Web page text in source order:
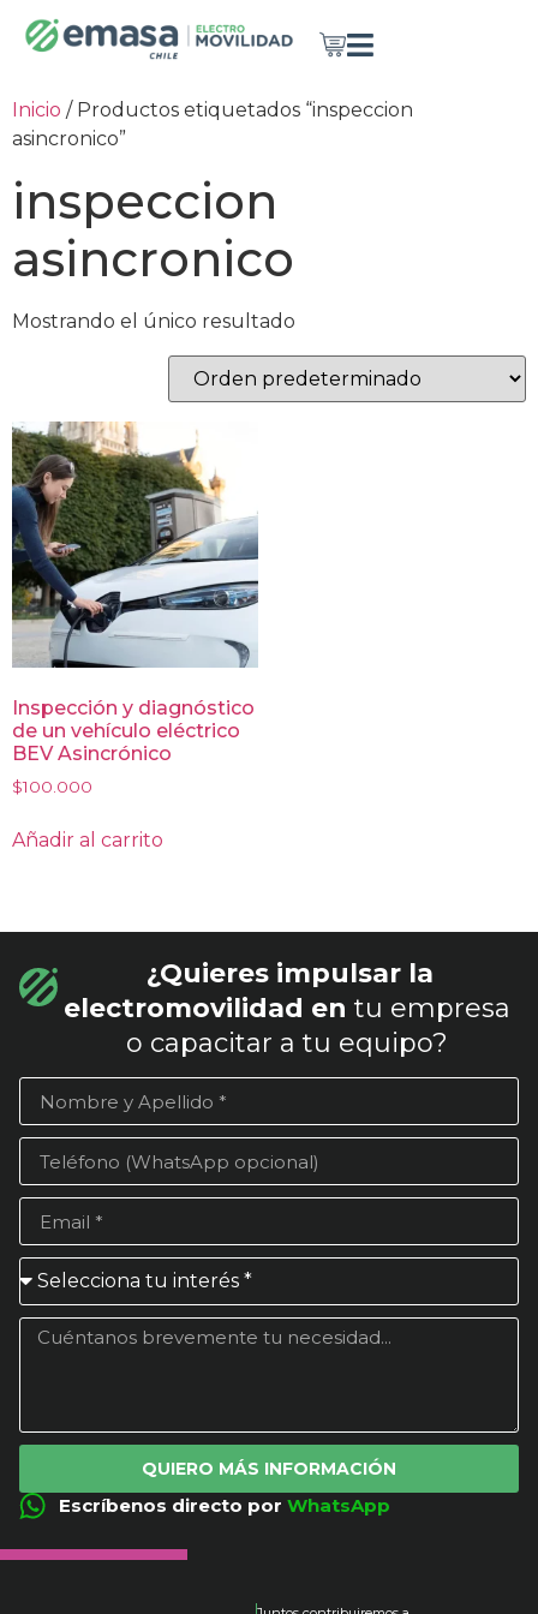
Inicio / Productos etiquetados “inspeccion
asincronico”
inspeccion
asincronico
Mostrando el único resultado
Inspección y diagnóstico
de un vehículo eléctrico
BEV Asincrónico
$100.000
Añadir al carrito
¿Quieres impulsar la
electromovilidad en tu empresa
o capacitar a tu equipo?
QUIERO MÁS INFORMACIÓN
Escríbenos directo por WhatsApp